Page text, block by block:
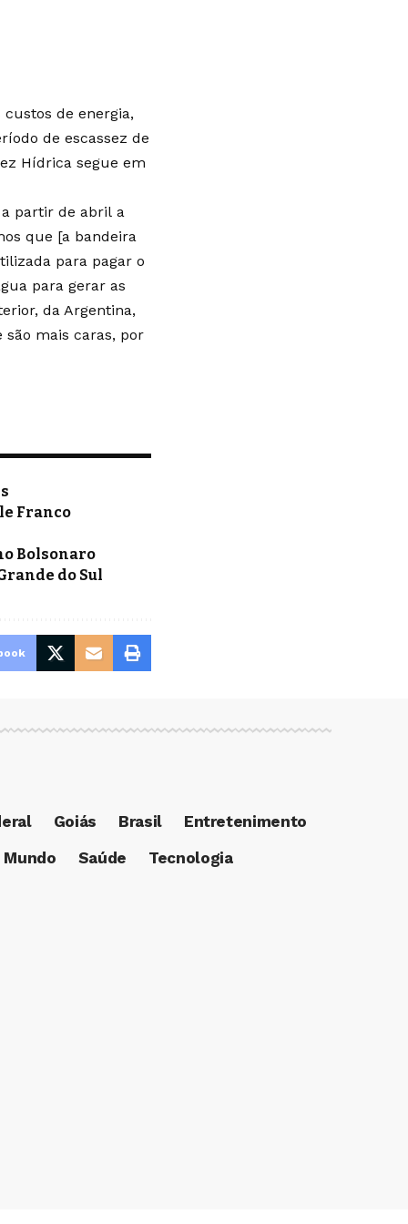
de energia,
de escassez de
Hídrica segue em
partir de abril a
que [a bandeira
para pagar o
para gerar as
da Argentina,
mais caras, por
Franco
Bolsonaro
do Sul
Goiás Brasil
Entretenimento
Mundo
Saúde Tecnologia